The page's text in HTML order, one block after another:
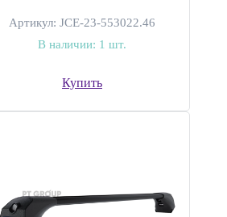
Артикул: JCE-23-553022.46
В наличии: 1 шт.
Купить